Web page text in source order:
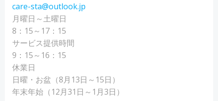
care-sta@outlook.jp
月曜日～土曜日
8：15～17：15
サービス提供時間
9：15～16：15
休業日
日曜・お盆（8月13日～15日）
年末年始（12月31日～1月3日）